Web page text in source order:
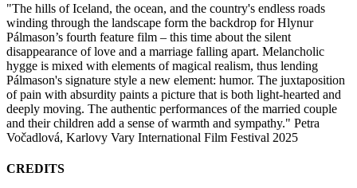
"The hills of Iceland, the ocean, and the country's endless roads
winding through the landscape form the backdrop for Hlynur
Pálmason’s fourth feature film – this time about the silent
disappearance of love and a marriage falling apart. Melancholic
hygge is mixed with elements of magical realism, thus lending
Pálmason's signature style a new element: humor. The juxtaposition
of pain with absurdity paints a picture that is both light-hearted and
deeply moving. The authentic performances of the married couple
and their children add a sense of warmth and sympathy." Petra
Vočadlová, Karlovy Vary International Film Festival 2025
CREDITS